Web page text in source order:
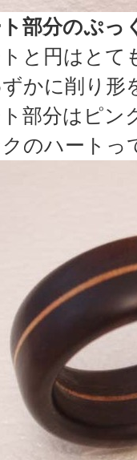
部分のぷっ
と円はとて
かに削り形
部分はピン
クのハートっ